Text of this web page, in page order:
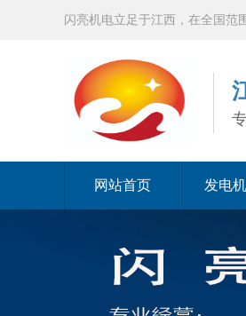
闪亮机电立足于江西，在全国范
网站首页 发电